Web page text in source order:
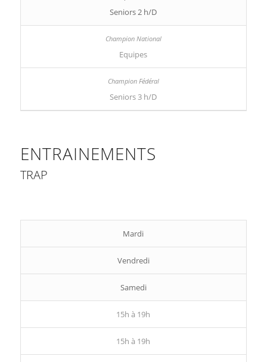
Seniors 2 h/D
Equipes
Seniors 3 h/D
ENTRAINEMENTS
TRAP
Mardi
Vendredi
Samedi
15h à 19h
15h à 19h